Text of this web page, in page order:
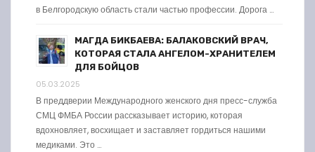
в Белгородскую область стали частью профессии. Дорога …
МАГДА БИКБАЕВА: БАЛАКОВСКИЙ ВРАЧ,
КОТОРАЯ СТАЛА АНГЕЛОМ-ХРАНИТЕЛЕМ
ДЛЯ БОЙЦОВ
05.03.2025
В преддверии Международного женского дня пресс-служба
СМЦ ФМБА России рассказывает историю, которая
вдохновляет, восхищает и заставляет гордиться нашими
медиками. Это …